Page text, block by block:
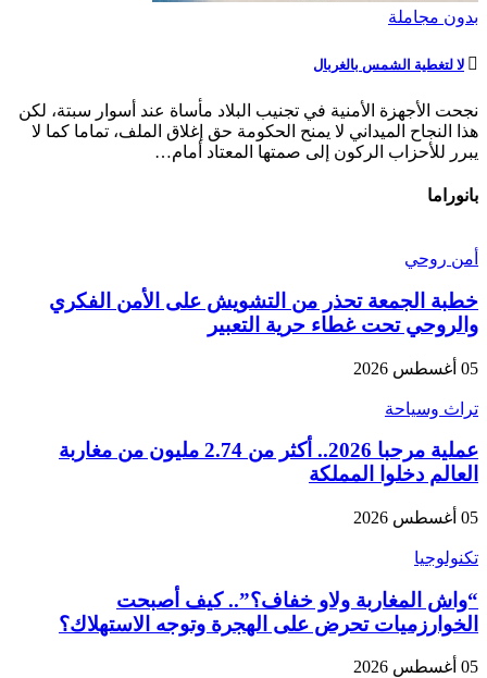
بدون مجاملة
لا لتغطية الشمس بالغربال
نجحت الأجهزة الأمنية في تجنيب البلاد مأساة عند أسوار سبتة، لكن
هذا النجاح الميداني لا يمنح الحكومة حق إغلاق الملف، تماما كما لا
يبرر للأحزاب الركون إلى صمتها المعتاد أمام…
بانوراما
أمن روحي
خطبة الجمعة تحذر من التشويش على الأمن الفكري
والروحي تحت غطاء حرية التعبير
05 أغسطس 2026
تراث وسياحة
عملية مرحبا 2026.. أكثر من 2.74 مليون من مغاربة
العالم دخلوا المملكة
05 أغسطس 2026
تكنولوجيا
“واش المغاربة ولاو خفاف؟”.. كيف أصبحت
الخوارزميات تحرض على الهجرة وتوجه الاستهلاك؟
05 أغسطس 2026